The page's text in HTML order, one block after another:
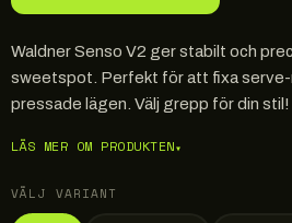
Waldner Senso V2 ger stabilt och
sweetspot. Perfekt för att fixa serve-
pressade lägen. Välj grepp för din stil!
LÄS MER OM PRODUKTEN▾
VÄLJ VARIANT